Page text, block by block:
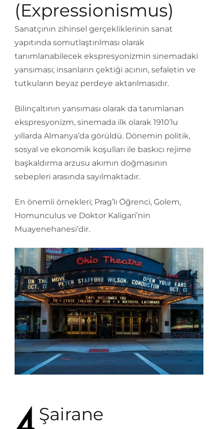
(Expressionismus)
Sanatçının zihinsel gerçekliklerinin sanat
yapıtında somutlaştırılması olarak
tanımlanabilecek ekspresyonizmin sinemadaki
yansıması; insanların çektiği acının, sefaletin ve
tutkuların beyaz perdeye aktarılmasıdır.
Bilinçaltının yansıması olarak da tanımlanan
ekspresyonizm, sinemada ilk olarak 1910’lu
yıllarda Almanya’da görüldü. Dönemin politik,
sosyal ve ekonomik koşulları ile baskıcı rejime
başkaldırma arzusu akımın doğmasının
sebepleri arasında sayılmaktadır.
En önemli örnekleri; Prag’lı Öğrenci, Golem,
Homunculus ve Doktor Kaligari’nin
Muayenehanesi’dir.
Şairane